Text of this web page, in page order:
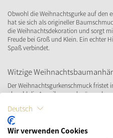
Obwohl die Weihnachtsgurke auf den
hat sie sich als origineller
die Weihnachtsdekoration und sorgt
Freude bei Groß und Klein. Ein echter
Spaß verbindet.
Witzige
Der Weihnachtsgurkenschmuck fristet
obwohl die Amerikaner schwören,
übernommen und den
Baumschmückens gemacht.
Deutsch
Wir verwenden Cookies